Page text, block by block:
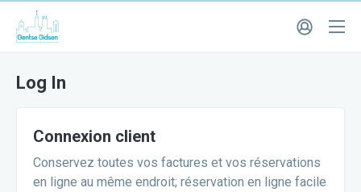
Log In
Connexion client
Conservez toutes vos factures et vos réservations
en ligne au même endroit; réservation en ligne facile